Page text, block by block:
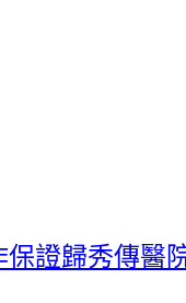
證歸秀傳醫